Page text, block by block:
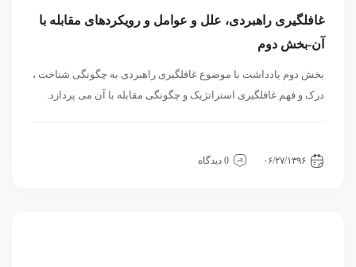
غافلگیری راهبردی، علل و عوامل و رویکردهای مقابله با
آن-بخش دوم
بخش دوم یادداشت با موضوع غافلگیری راهبردی به چگونگی شناخت ،
درک و فهم غافلگیری استراتژیک و چگونگی مقابله با آن می پردازد.
۰۶/۲۷/۱۳۹۶
0 دیدگاه